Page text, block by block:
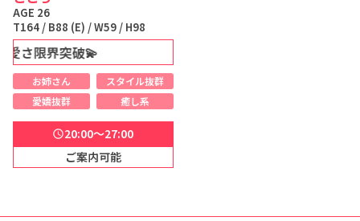
AGE 26
T164 / B88 (E) / W59 / H98
限界突破💫
お姉さん
スタイル抜群
愛嬌抜群
癒し系
schedule20:00～27:00
ご案内可能